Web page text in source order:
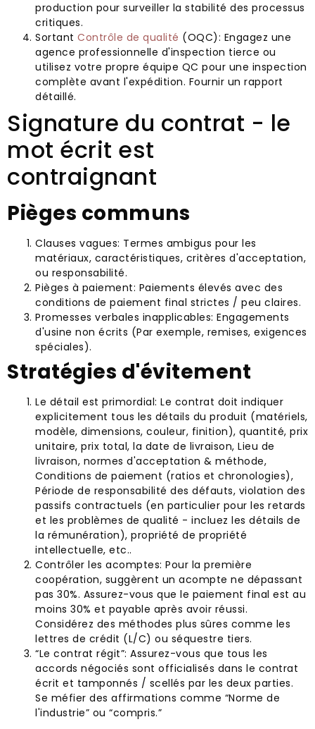
production pour surveiller la stabilité des processus
critiques.
Sortant Contrôle de qualité (OQC): Engagez une
agence professionnelle d'inspection tierce ou
utilisez votre propre équipe QC pour une inspection
complète avant l'expédition. Fournir un rapport
détaillé.
Signature du contrat - le
mot écrit est
contraignant
Pièges communs
Clauses vagues: Termes ambigus pour les
matériaux, caractéristiques, critères d'acceptation,
ou responsabilité.
Pièges à paiement: Paiements élevés avec des
conditions de paiement final strictes / peu claires.
Promesses verbales inapplicables: Engagements
d'usine non écrits (Par exemple, remises, exigences
spéciales).
Stratégies d'évitement
Le détail est primordial: Le contrat doit indiquer
explicitement tous les détails du produit (matériels,
modèle, dimensions, couleur, finition), quantité, prix
unitaire, prix total, la date de livraison, Lieu de
livraison, normes d'acceptation & méthode,
Conditions de paiement (ratios et chronologies),
Période de responsabilité des défauts, violation des
passifs contractuels (en particulier pour les retards
et les problèmes de qualité - incluez les détails de
la rémunération), propriété de propriété
intellectuelle, etc..
Contrôler les acomptes: Pour la première
coopération, suggèrent un acompte ne dépassant
pas 30%. Assurez-vous que le paiement final est au
moins 30% et payable après avoir réussi.
Considérez des méthodes plus sûres comme les
lettres de crédit (L/C) ou séquestre tiers.
“Le contrat régit”: Assurez-vous que tous les
accords négociés sont officialisés dans le contrat
écrit et tamponnés / scellés par les deux parties.
Se méfier des affirmations comme “Norme de
l'industrie” ou “compris.”